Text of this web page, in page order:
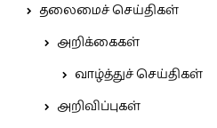
தலைமைச் செய்திகள்
அறிக்கைகள்
வாழ்த்துச் செய்திகள்
அறிவிப்புகள்